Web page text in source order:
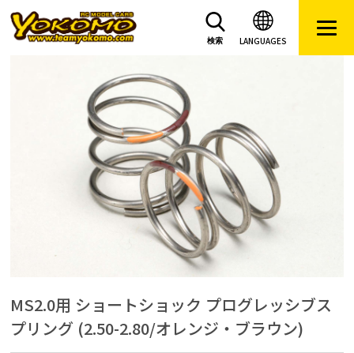
LANGUAGES
検索
MS2.0用 ショートショック プログレッシブス
プリング (2.50-2.80/オレンジ・ブラウン)